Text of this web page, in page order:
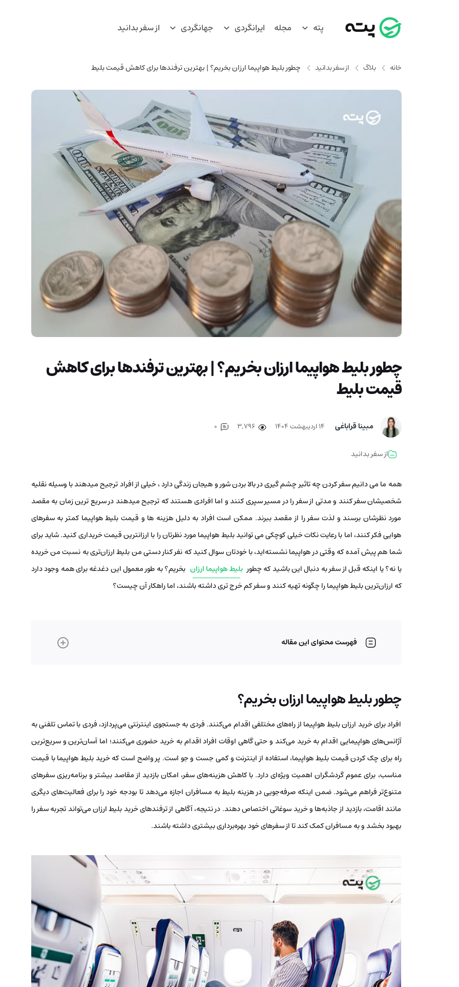
پته مجله ایرانگردی جهانگردی از سفر بدانید
خانه بلاگ از سفر بدانید چطور بلیط هواپیما ارزان بخریم؟ | بهترین ترفندها برای کاهش قیمت بلیط
چطور بلیط هواپیما ارزان بخریم؟ | بهترین ترفندها برای کاهش
قیمت بلیط
مبینا قراباغی ۱۴ اردیبهشت ۱۴۰۴ 3,796
از سفر بدانید
همه ما می دانیم سفر کردن چه تاثیر چشم گیری در بالا بردن شور و هیجان زندگی دارد ، خیلی از افراد ترجیح میدهند با وسیله نقلیه
شخصیشان سفر کنند و مدتی از سفر را در مسیر سپری کنند و اما افرادی هستند که ترجیح میدهند در سریع ترین زمان به مقصد
مورد نظرشان برسند و لذت سفر را از مقصد ببرند. ممکن است افراد به دلیل هزینه ها و قیمت بلیط هواپیما کمتر به سفرهای
هوایی فکر کنند، اما با رعایت نکات خیلی کوچکی می توانید بلیط هواپیما مورد نظرتان را با ارزانترین قیمت خریداری کنید. شاید برای
شما هم پیش آمده که وقتی در هواپیما نشسته‌اید، با خودتان سوال کنید که نفر کنار دستی من بلیط ارزان‌تری به نسبت من خریده
یا نه؟ یا اینکه قبل از سفر به دنبال این باشید که چطور بلیط هواپیما ارزان بخریم؟ به طور معمول این دغدغه برای همه وجود دارد
که ارزان‌ترین بلیط هواپیما را چگونه تهیه کنند و سفر کم خرج تری داشته باشند، اما راهکار آن چیست؟
فهرست محتوای این مقاله
چطور بلیط هواپیما ارزان بخریم؟
افراد برای خرید ارزان بلیط هواپیما از راه‌های مختلفی اقدام می‌کنند. فردی به جستجوی اینترنتی می‌پردازد، فردی با تماس تلفنی به
آژانس‌های هواپیمایی اقدام به خرید می‌کند و حتی گاهی اوقات افراد اقدام به خرید حضوری می‌کنند؛ اما آسان‌ترین و سریع‌ترین
راه برای چک کردن قیمت بلیط هواپیما، استفاده از اینترنت و کمی جست و جو است. پر واضح است که ​خرید بلیط هواپیما با قیمت
مناسب، برای عموم گردشگران اهمیت ویژه‌ای دارد. با کاهش هزینه‌های سفر، امکان بازدید از مقاصد بیشتر و برنامه‌ریزی سفرهای
متنوع‌تر فراهم می‌شود. ضمن اینکه صرفه‌جویی در هزینه بلیط به مسافران اجازه می‌دهد تا بودجه خود را برای فعالیت‌های دیگری
مانند اقامت، بازدید از جاذبه‌ها و خرید سوغاتی اختصاص دهند. در نتیجه، آگاهی از ترفندهای خرید بلیط ارزان می‌تواند تجربه سفر را
بهبود بخشد و به مسافران کمک کند تا از سفرهای خود بهره‌برداری بیشتری داشته باشند.​